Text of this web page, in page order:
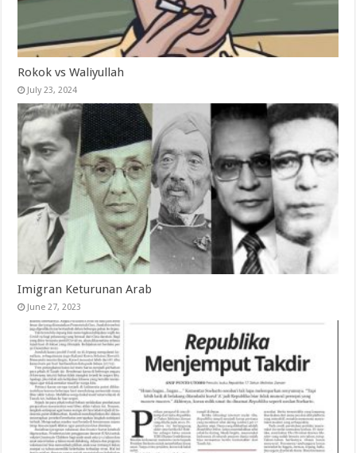
Rokok vs Waliyullah
July 23, 2024
Imigran Keturunan Arab
June 27, 2023